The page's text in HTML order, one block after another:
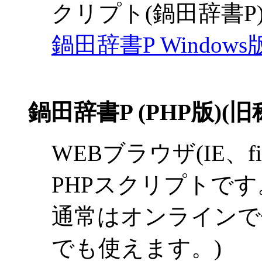
クリプト(鍋田辞書
鍋田辞書P Windows
鍋田辞書P (PHP版)(
WEBブラウザ(IE、
PHPスクリプトで
通常はオンライン
でも使えます。)